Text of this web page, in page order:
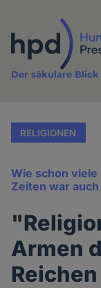
Inhalt
Der säkulare
RELIGIONEN
Wie schon
Zeiten war
Armen